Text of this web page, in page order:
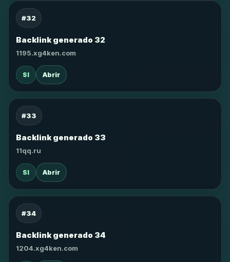
#32
Backlink generado 32
1195.xg4ken.com
SI Abrir
#33
Backlink generado 33
11qq.ru
SI Abrir
#34
Backlink generado 34
1204.xg4ken.com